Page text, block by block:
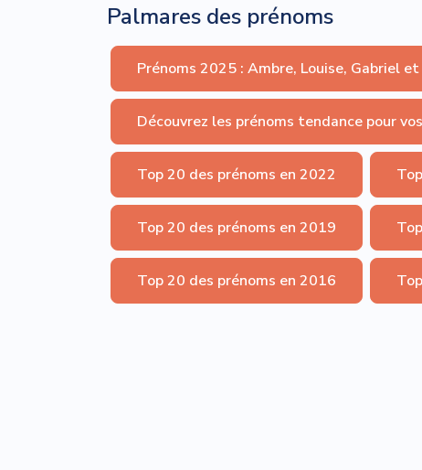
Palmares des prénoms
Prénoms 2025 : Ambre, Louise, Gabriel
Découvrez les prénoms tendance pour
Top 20 des prénoms en 2022
Top 20 des prénoms en 2019
Top 20 des prénoms en 2016